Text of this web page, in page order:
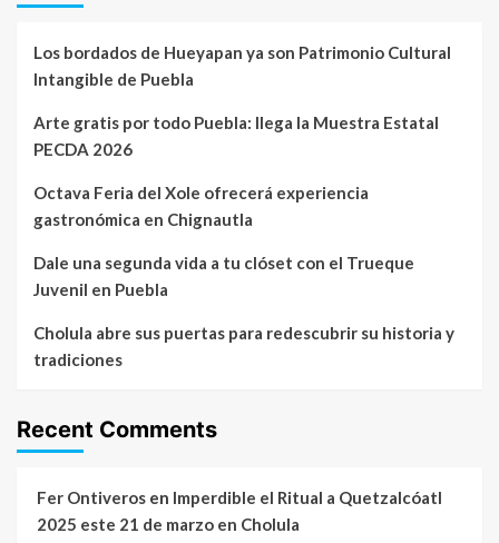
Los bordados de Hueyapan ya son Patrimonio Cultural
Intangible de Puebla
Arte gratis por todo Puebla: llega la Muestra Estatal
PECDA 2026
Octava Feria del Xole ofrecerá experiencia
gastronómica en Chignautla
Dale una segunda vida a tu clóset con el Trueque
Juvenil en Puebla
Cholula abre sus puertas para redescubrir su historia y
tradiciones
Recent Comments
Fer Ontiveros en Imperdible el Ritual a Quetzalcóatl
2025 este 21 de marzo en Cholula